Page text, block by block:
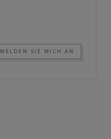
MELDEN SIE MICH AN